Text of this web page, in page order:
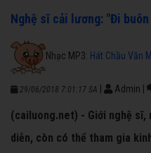
Nghệ sĩ cải lương: "Đi
Nhạc MP3: Hát Chầu Văn
29/06/2018 7:01:17 SA Admin
(cailuong.net) - Giới nghệ sĩ,
diễn, còn có thể tham gia